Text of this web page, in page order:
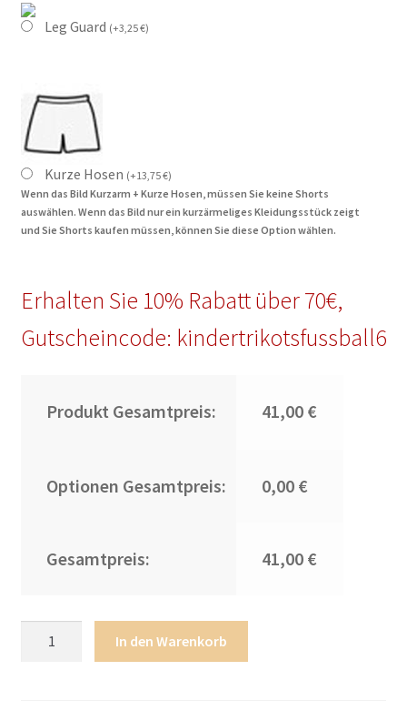
Leg Guard (+3,25€)
Kurze Hosen (+13,75€)
Wenn das Bild Kurzarm + Kurze Hosen, müssen Sie keine Shorts
auswählen. Wenn das Bild nur ein kurzärmeliges Kleidungsstück zeigt
und Sie Shorts kaufen müssen, können Sie diese Option wählen.
Erhalten Sie 10% Rabatt über 70€,
Gutscheincode: kindertrikotsfussball6
Produkt Gesamtpreis: 41,00 €
Optionen Gesamtpreis: 0,00 €
Gesamtpreis: 41,00 €
In den Warenkorb